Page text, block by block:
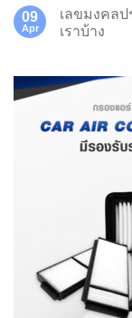
09
Apr
เลขมงคลป
เราบ้าง